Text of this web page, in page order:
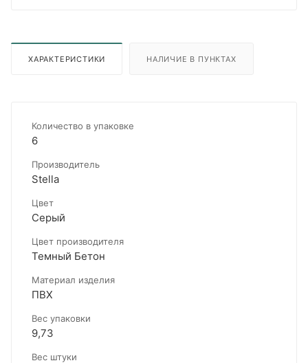
ХАРАКТЕРИСТИКИ НАЛИЧИЕ В ПУНКТАХ
Количество в упаковке
6
Производитель
Stella
Цвет
Серый
Цвет производителя
Темный Бетон
Материал изделия
ПВХ
Вес упаковки
9,73
Вес штуки